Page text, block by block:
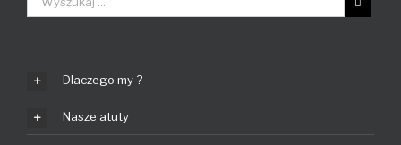
Dlaczego my ?
Nasze atuty